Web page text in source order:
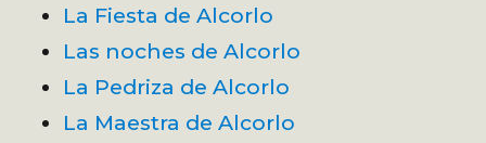
La Fiesta de Alcorlo
Las noches de Alcorlo
La Pedriza de Alcorlo
La Maestra de Alcorlo